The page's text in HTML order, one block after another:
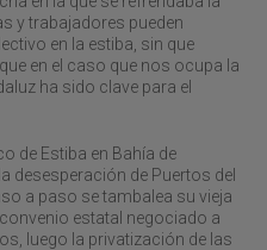
y trabajadores pueden
en la estiba, sin que
en el caso que nos ocupa la
ha sido clave para el
de Estiba en Bahía de
desesperación de Puertos del
a paso se tambalea su vieja
estatal negociado a
luego la privatización de las